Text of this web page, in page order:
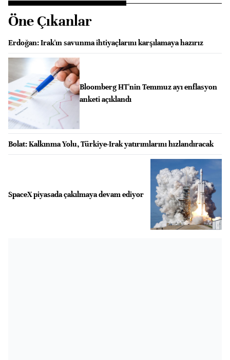
Öne Çıkanlar
Erdoğan: Irak'ın savunma ihtiyaçlarını karşılamaya hazırız
Bloomberg HT'nin Temmuz ayı enflasyon
anketi açıklandı
Bolat: Kalkınma Yolu, Türkiye-Irak yatırımlarını hızlandıracak
SpaceX piyasada çakılmaya devam ediyor